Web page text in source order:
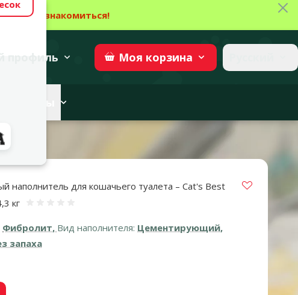
🍖 → Ознакомиться!
2027 Участвовать
профиль Моя корзина
наполнитель для кошачьего туалета – Cat's Best
кг
Фибролит, Вид наполнителя: Цементирующий,
запаха